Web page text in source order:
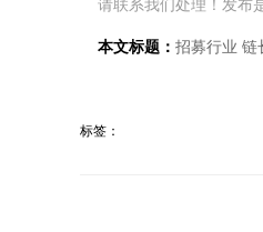
请联系我们处理！发布
本文标题： 招募行业 链
标签：